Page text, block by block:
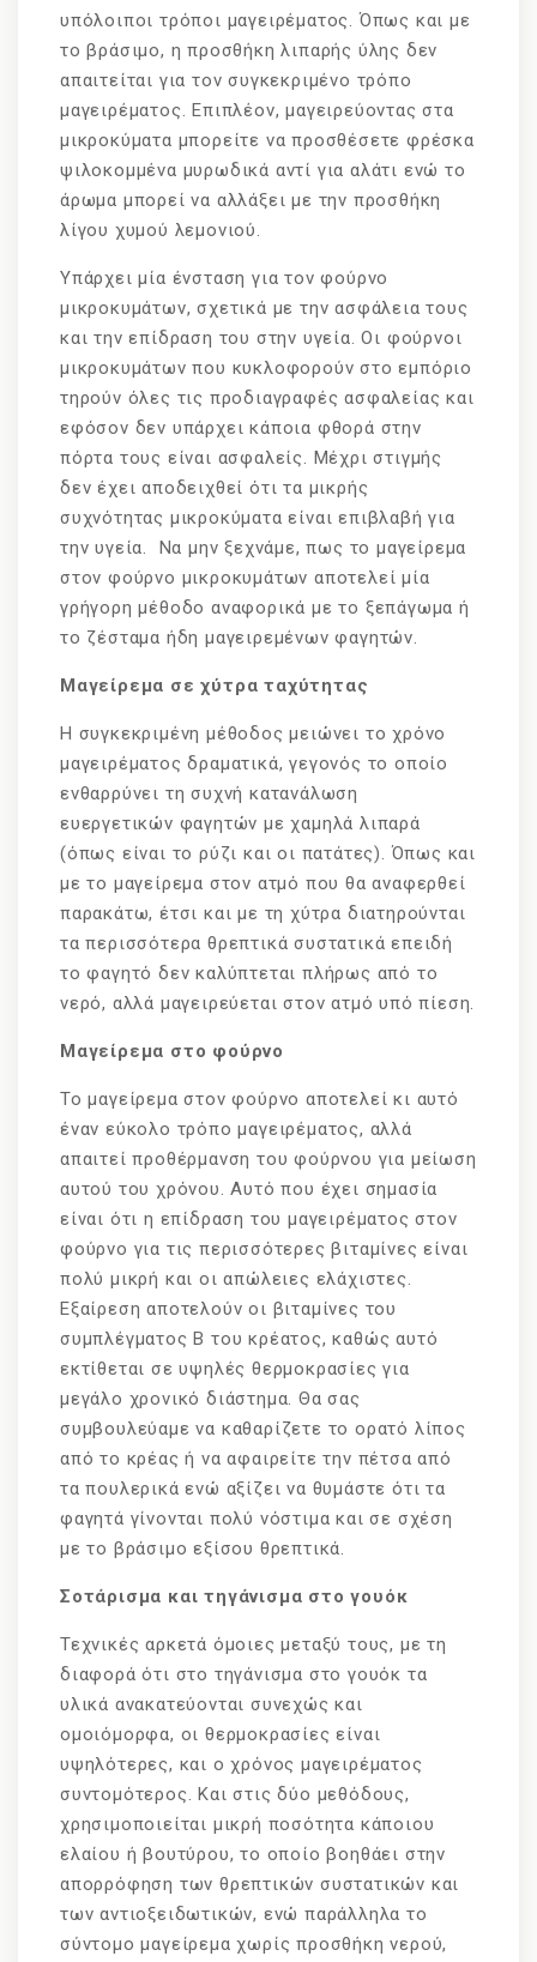
υπόλοιποι τρόποι μαγειρέματος. Όπως και με
το βράσιμο, η προσθήκη λιπαρής ύλης δεν
απαιτείται για τον συγκεκριμένο τρόπο
μαγειρέματος. Επιπλέον, μαγειρεύοντας στα
μικροκύματα μπορείτε να προσθέσετε φρέσκα
ψιλοκομμένα μυρωδικά αντί για αλάτι ενώ το
άρωμα μπορεί να αλλάξει με την προσθήκη
λίγου χυμού λεμονιού.
Υπάρχει μία ένσταση για τον φούρνο
μικροκυμάτων, σχετικά με την ασφάλεια τους
και την επίδραση του στην υγεία. Οι φούρνοι
μικροκυμάτων που κυκλοφορούν στο εμπόριο
τηρούν όλες τις προδιαγραφές ασφαλείας και
εφόσον δεν υπάρχει κάποια φθορά στην
πόρτα τους είναι ασφαλείς. Μέχρι στιγμής
δεν έχει αποδειχθεί ότι τα μικρής
συχνότητας μικροκύματα είναι επιβλαβή για
την υγεία. Να μην ξεχνάμε, πως το μαγείρεμα
στον φούρνο μικροκυμάτων αποτελεί μία
γρήγορη μέθοδο αναφορικά με το ξεπάγωμα ή
το ζέσταμα ήδη μαγειρεμένων φαγητών.
Μαγείρεμα σε χύτρα ταχύτητας
Η συγκεκριμένη μέθοδος μειώνει το χρόνο
μαγειρέματος δραματικά, γεγονός το οποίο
ενθαρρύνει τη συχνή κατανάλωση
ευεργετικών φαγητών με χαμηλά λιπαρά
(όπως είναι το ρύζι και οι πατάτες). Όπως και
με το μαγείρεμα στον ατμό που θα αναφερθεί
παρακάτω, έτσι και με τη χύτρα διατηρούνται
τα περισσότερα θρεπτικά συστατικά επειδή
το φαγητό δεν καλύπτεται πλήρως από το
νερό, αλλά μαγειρεύεται στον ατμό υπό πίεση.
Μαγείρεμα στο φούρνο
Το μαγείρεμα στον φούρνο αποτελεί κι αυτό
έναν εύκολο τρόπο μαγειρέματος, αλλά
απαιτεί προθέρμανση του φούρνου για μείωση
αυτού του χρόνου. Αυτό που έχει σημασία
είναι ότι η επίδραση του μαγειρέματος στον
φούρνο για τις περισσότερες βιταμίνες είναι
πολύ μικρή και οι απώλειες ελάχιστες.
Εξαίρεση αποτελούν οι βιταμίνες του
συμπλέγματος Β του κρέατος, καθώς αυτό
εκτίθεται σε υψηλές θερμοκρασίες για
μεγάλο χρονικό διάστημα. Θα σας
συμβουλεύαμε να καθαρίζετε το ορατό λίπος
από το κρέας ή να αφαιρείτε την πέτσα από
τα πουλερικά ενώ αξίζει να θυμάστε ότι τα
φαγητά γίνονται πολύ νόστιμα και σε σχέση
με το βράσιμο εξίσου θρεπτικά.
Σoτάρισμα και τηγάνισμα στο γουόκ
Τεχνικές αρκετά όμοιες μεταξύ τους, με τη
διαφορά ότι στο τηγάνισμα στο γουόκ τα
υλικά ανακατεύονται συνεχώς και
ομοιόμορφα, οι θερμοκρασίες είναι
υψηλότερες, και ο χρόνος μαγειρέματος
συντομότερος. Και στις δύο μεθόδους,
χρησιμοποιείται μικρή ποσότητα κάποιου
ελαίου ή βουτύρου, το οποίο βοηθάει στην
απορρόφηση των θρεπτικών συστατικών και
των αντιοξειδωτικών, ενώ παράλληλα το
σύντομο μαγείρεμα χωρίς προσθήκη νερού,